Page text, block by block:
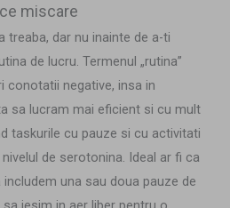
miscare
treaba, dar nu inainte de a-ti
de lucru. Termenul „rutina”
conotatii negative, insa in
sa lucram mai eficient si cu mult
taskurile cu pauze si cu activitati
de serotonina. Ideal ar fi ca
una sau doua pauze de